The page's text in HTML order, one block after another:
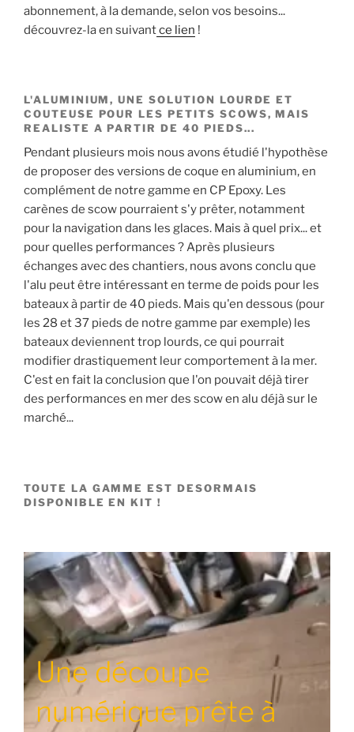
abonnement, à la demande, selon vos besoins...
découvrez-la en suivantce lien !
L'ALUMINIUM, UNE SOLUTION LOURDE ET
COUTEUSE POUR LES PETITS SCOWS, MAIS
REALISTE A PARTIR DE 40 PIEDS...
Pendant plusieurs mois nous avons étudié l'hypothèse
de proposer des versions de coque en aluminium, en
complément de notre gamme en CP Epoxy. Les
carènes de scow pourraient s'y prêter, notamment
pour la navigation dans les glaces. Mais à quel prix... et
pour quelles performances ? Après plusieurs
échanges avec des chantiers, nous avons conclu que
l'alu peut être intéressant en terme de poids pour les
bateaux à partir de 40 pieds. Mais qu'en dessous (pour
les 28 et 37 pieds de notre gamme par exemple) les
bateaux deviennent trop lourds, ce qui pourrait
modifier drastiquement leur comportement à la mer.
C'est en fait la conclusion que l'on pouvait déjà tirer
des performances en mer des scow en alu déjà sur le
marché...
TOUTE LA GAMME EST DESORMAIS
DISPONIBLE EN KIT !
Une découpe
numérique prête à